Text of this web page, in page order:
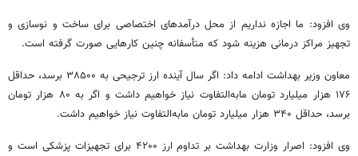
وی افزود: ما اجازه نداریم از محل درآمدهای اختصاصی برای ساخت و نوسازی و
تجهیز مراکز درمانی هزینه شود که متأسفانه چنین کارهایی صورت گرفته است.
معاون وزیر بهداشت ادامه داد: اگر سال آینده ارز ترجیحی به ۳۸۵۰۰ برسد، حداقل
۱۷۶ هزار میلیارد تومان مابه‌التفاوت نیاز خواهیم داشت و اگر به ۸۰ هزار تومان
برسد، حداقل ۳۴۰ هزار میلیارد تومان مابه‌التفاوت نیاز خواهیم داشت.
وی افزود: اصرار وزارت بهداشت بر تداوم ارز ۴۲۰۰ برای تجهیزات پزشکی است و